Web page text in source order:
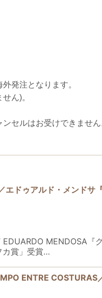
発注となります。
ん)。
セルはお受けできません
エドゥアルド・メンドサ
MENDOSA『
カ賞」受賞…
ENTRE